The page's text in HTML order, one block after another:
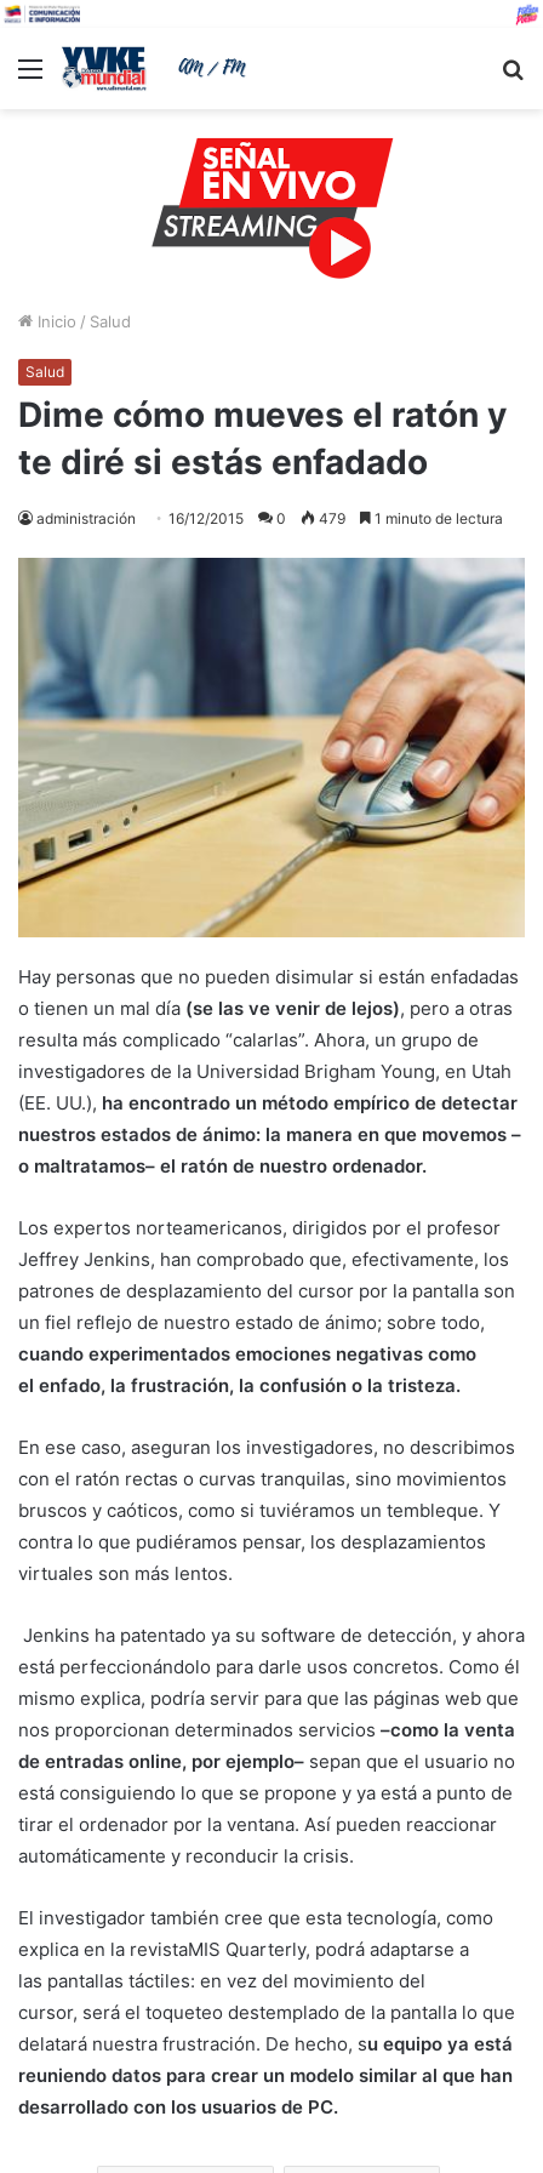
Menu
Inicio / Salud
Salud
Dime cómo mueves el ratón y
te diré si estás enfadado
administración 16/12/2015 0 479 1 minuto de lectura
Hay personas que no pueden disimular si están enfadadas
o tienen un mal día (se las ve venir de lejos), pero a otras
resulta más complicado “calarlas”. Ahora, un grupo de
investigadores de la Universidad Brigham Young, en Utah
(EE. UU.), ha encontrado un método empírico de detectar
nuestros estados de ánimo: la manera en que movemos –
o maltratamos– el ratón de nuestro ordenador.
Los expertos norteamericanos, dirigidos por el profesor
Jeffrey Jenkins, han comprobado que, efectivamente, los
patrones de desplazamiento del cursor por la pantalla son
un fiel reflejo de nuestro estado de ánimo; sobre todo,
cuando experimentados emociones negativas como
el enfado, la frustración, la confusión o la tristeza.
En ese caso, aseguran los investigadores, no describimos
con el ratón rectas o curvas tranquilas, sino movimientos
bruscos y caóticos, como si tuviéramos un tembleque. Y
contra lo que pudiéramos pensar, los desplazamientos
virtuales son más lentos.
Jenkins ha patentado ya su software de detección, y ahora
está perfeccionándolo para darle usos concretos. Como él
mismo explica, podría servir para que las páginas web que
nos proporcionan determinados servicios –como la venta
de entradas online, por ejemplo– sepan que el usuario no
está consiguiendo lo que se propone y ya está a punto de
tirar el ordenador por la ventana. Así pueden reaccionar
automáticamente y reconducir la crisis.
El investigador también cree que esta tecnología, como
explica en la revistaMIS Quarterly, podrá adaptarse a
las pantallas táctiles: en vez del movimiento del
cursor, será el toqueteo destemplado de la pantalla lo que
delatará nuestra frustración. De hecho, su equipo ya está
reuniendo datos para crear un modelo similar al que han
desarrollado con los usuarios de PC.